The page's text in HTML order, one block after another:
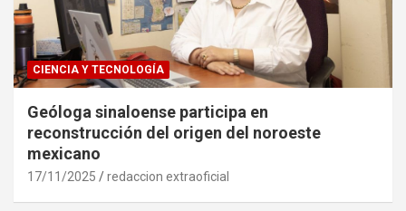
CIENCIA Y TECNOLOGÍA
Geóloga sinaloense participa en
reconstrucción del origen del noroeste
mexicano
17/11/2025 redaccion extraoficial